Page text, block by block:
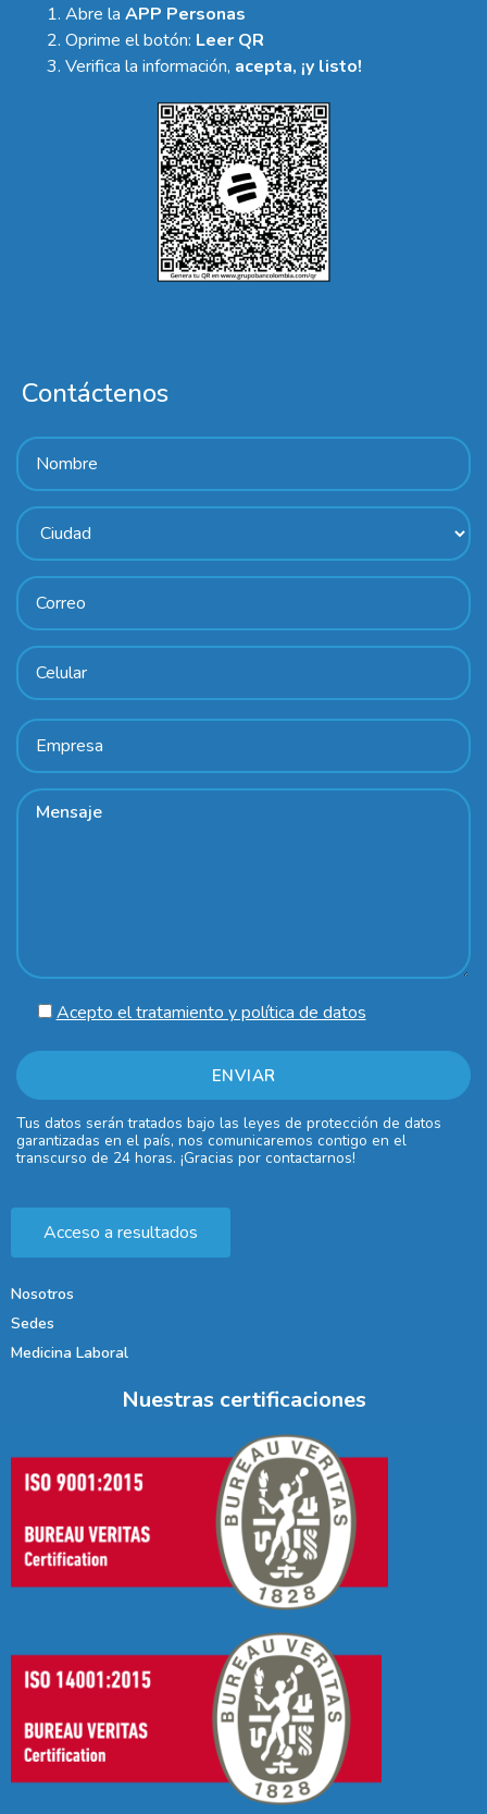
Abre la APP Personas
Oprime el botón: Leer QR
Verifica la información, acepta, ¡y listo!
Contáctenos
Acepto el tratamiento y política de datos
Tus datos serán tratados bajo las leyes de protección de datos
garantizadas en el país, nos comunicaremos contigo en el
transcurso de 24 horas. ¡Gracias por contactarnos!
Acceso a resultados
Nosotros
Sedes
Medicina Laboral
Nuestras certificaciones